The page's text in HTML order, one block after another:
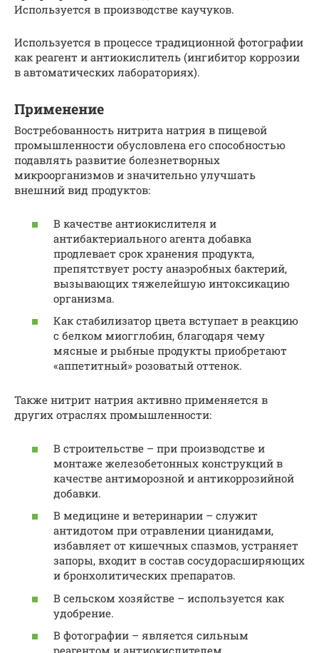
Используется в производстве каучуков.
Используется в процессе традиционной фотографии
как реагент и антиокислитель (ингибитор коррозии
в автоматических лабораториях).
Применение
Востребованность нитрита натрия в пищевой
промышленности обусловлена его способностью
подавлять развитие болезнетворных
микроорганизмов и значительно улучшать
внешний вид продуктов:
В качестве антиокислителя и
антибактериального агента добавка
продлевает срок хранения продукта,
препятствует росту анаэробных бактерий,
вызывающих тяжелейшую интоксикацию
организма.
Как стабилизатор цвета вступает в реакцию
с белком миогглобин, благодаря чему
мясные и рыбные продукты приобретают
«аппетитный» розоватый оттенок.
Также нитрит натрия активно применяется в
других отраслях промышленности:
В строительстве – при производстве и
монтаже железобетонных конструкций в
качестве антиморозной и антикоррозийной
добавки.
В медицине и ветеринарии – служит
антидотом при отравлении цианидами,
избавляет от кишечных спазмов, устраняет
запоры, входит в состав сосудорасширяющих
и бронхолитических препаратов.
В сельском хозяйстве – используется как
удобрение.
В фотографии – является сильным